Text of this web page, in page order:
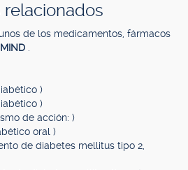
de los medicamentos, fármacos
)
)
de acción: )
oral )
de diabetes mellitus tipo 2,